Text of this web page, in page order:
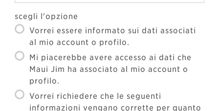
scegli l'opzione
Vorrei essere informato sui dati associati
al mio account o profilo.
Mi piacerebbe avere accesso ai dati che
Maui Jim ha associato al mio account o
profilo.
Vorrei richiedere che le seguenti
informazioni vengano corrette per quanto